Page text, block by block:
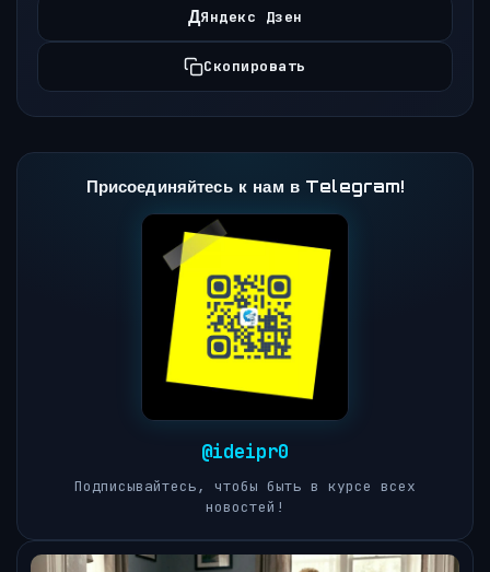
ДЯндекс Дзен
Скопировать
Присоединяйтесь к нам в Telegram!
@ideipr0
Подписывайтесь, чтобы быть в курсе всех
новостей!